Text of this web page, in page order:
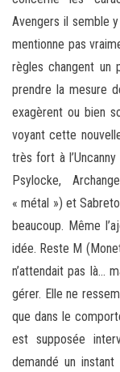
Avengers il semble
mentionne pas
règles changent un
prendre la mesure
exagèrent ou bien
voyant cette
très fort à
Psylocke,
« métal ») et
beaucoup. Même
idée. Reste M
n’attendait pas là…
gérer. Elle ne
que dans le
est supposée
demandé un